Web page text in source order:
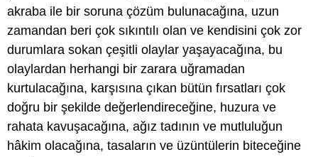
akraba ile bir soruna çözüm bulunacağına, uzun
zamandan beri çok sıkıntılı olan ve kendisini çok zor
durumlara sokan çeşitli olaylar yaşayacağına, bu
olaylardan herhangi bir zarara uğramadan
kurtulacağına, karşısına çıkan bütün fırsatları çok
doğru bir şekilde değerlendireceğine, huzura ve
rahata kavuşacağına, ağız tadının ve mutluluğun
hâkim olacağına, tasaların ve üzüntülerin biteceğine